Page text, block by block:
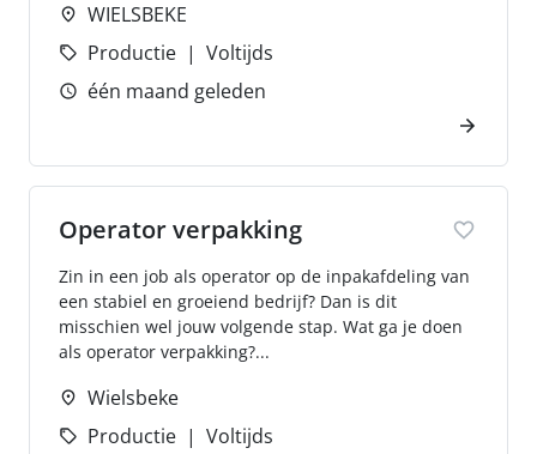
WIELSBEKE
Productie
Voltijds
één maand geleden
Operator verpakking
Zin in een job als operator op de inpakafdeling van
een stabiel en groeiend bedrijf? Dan is dit
misschien wel jouw volgende stap. Wat ga je doen
als operator verpakking?...
Wielsbeke
Productie
Voltijds